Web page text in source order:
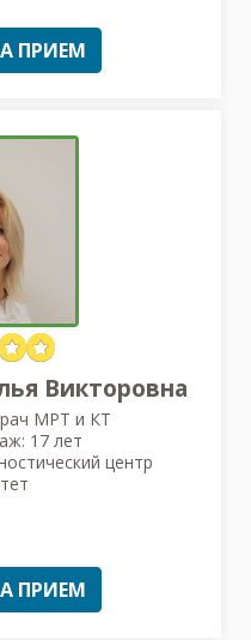
ПРИЕМ
Викторовна
МРТ и КТ
17 лет
центр
ПРИЕМ